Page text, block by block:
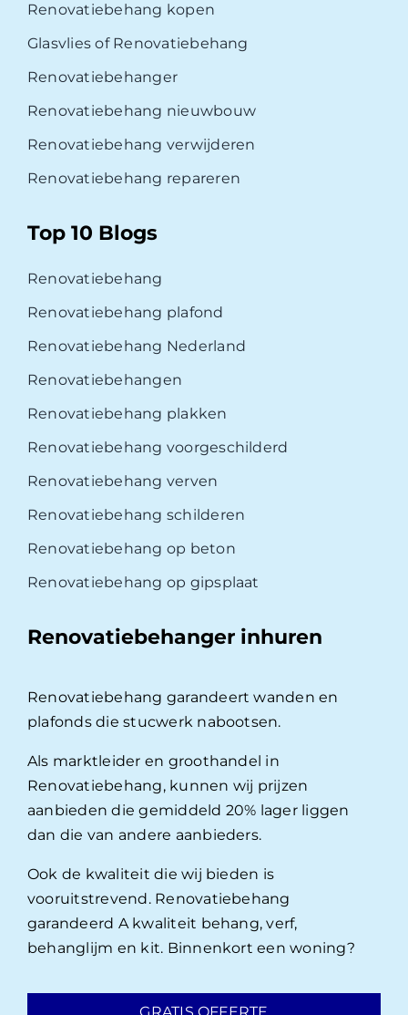
Renovatiebehang kopen
Glasvlies of Renovatiebehang
Renovatiebehanger
Renovatiebehang nieuwbouw
Renovatiebehang verwijderen
Renovatiebehang repareren
Top 10 Blogs
Renovatiebehang
Renovatiebehang plafond
Renovatiebehang Nederland
Renovatiebehangen
Renovatiebehang plakken
Renovatiebehang voorgeschilderd
Renovatiebehang verven
Renovatiebehang schilderen
Renovatiebehang op beton
Renovatiebehang op gipsplaat
Renovatiebehanger inhuren
Renovatiebehang garandeert wanden en
plafonds die stucwerk nabootsen.
Als marktleider en groothandel in
Renovatiebehang, kunnen wij prijzen
aanbieden die gemiddeld 20% lager liggen
dan die van andere aanbieders.
Ook de kwaliteit die wij bieden is
vooruitstrevend. Renovatiebehang
garandeerd A kwaliteit behang, verf,
behanglijm en kit. Binnenkort een woning?